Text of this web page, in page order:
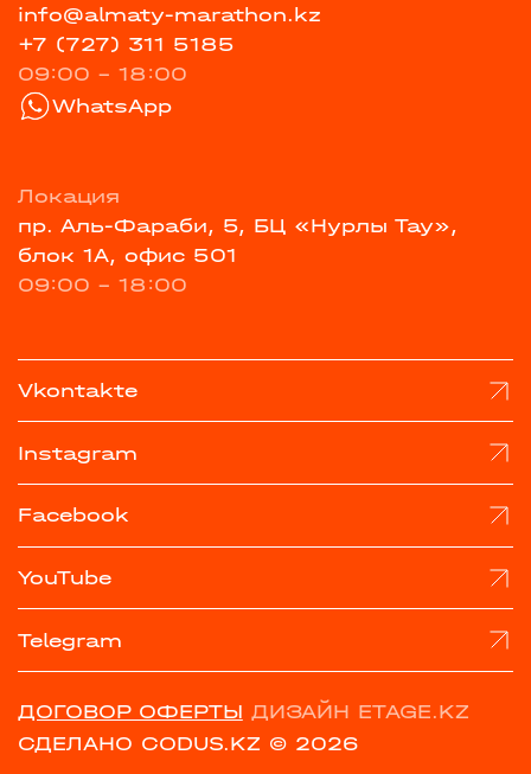
info@almaty-marathon.kz
+7 (727) 311 5185
09:00 - 18:00
WhatsApp
Локация
пр. Аль-Фараби, 5, БЦ «Нурлы Тау»,
блок 1А, офис 501
09:00 - 18:00
Vkontakte
Instagram
Facebook
YouTube
Telegram
ДОГОВОР ОФЕРТЫ ДИЗАЙН ETAGE.KZ
СДЕЛАНО CODUS.KZ © 2026